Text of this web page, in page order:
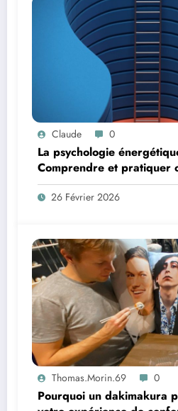
Claude 0
La psychologie
Comprendre et pratiquer
brèves
26 Février 2026
Thomas.Morin.69 0
Pourquoi un dakimakura